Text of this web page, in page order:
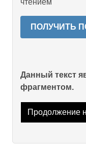
чтением
ПОЛУЧИТЬ
Данный текст
фрагментом.
Продолжение